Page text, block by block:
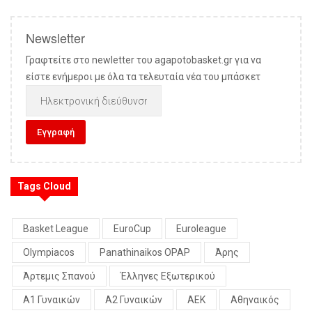
Newsletter
Γραφτείτε στο newletter του agapotobasket.gr για να
είστε ενήμεροι με όλα τα τελευταία νέα του μπάσκετ
Tags Cloud
Basket League EuroCup Euroleague
Olympiacos Panathinaikos OPAP Άρης
Άρτεμις Σπανού Έλληνες Εξωτερικού
Α1 Γυναικών Α2 Γυναικών ΑΕΚ Αθηναικός